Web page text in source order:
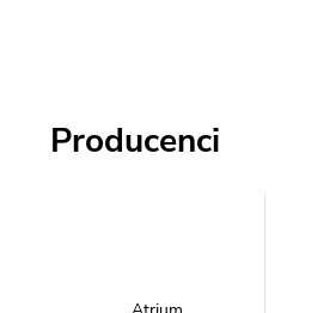
Producenci